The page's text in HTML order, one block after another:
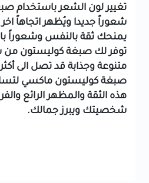
تغيير لون الشعر باستخدام
شعوراً جديدا ويُظهر اتجاهاً
يمنحك ثقة بالنفس وشعوراً
توفر لك صبغة كوليستون من
صبغة كوليستون ماكسي
هذه الثقة والمظهر الرائع
شخصيتك ويبرز جمالك.